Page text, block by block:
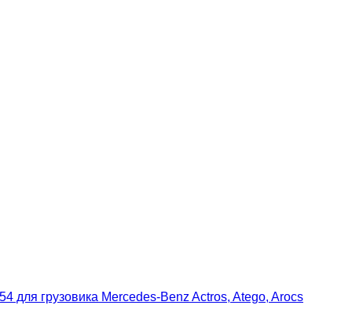
для грузовика Mercedes-Benz Actros, Atego, Arocs